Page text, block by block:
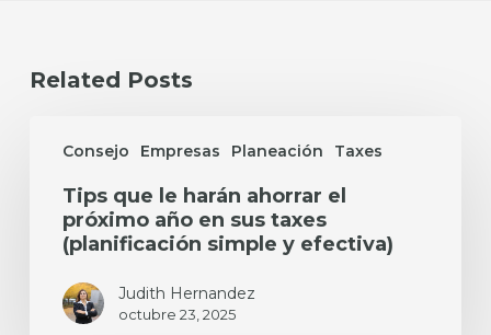
Related Posts
Consejo Empresas Planeación Taxes
que
harán
ahorrar
año
Tips que le harán ahorrar el
próximo año en sus taxes
(planificación simple y efectiva)
Judith Hernandez
octubre 23, 2025